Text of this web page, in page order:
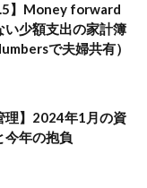
】Money forward
い少額支出の家計簿
で夫婦共有）
理】2024年1月の資
今年の抱負